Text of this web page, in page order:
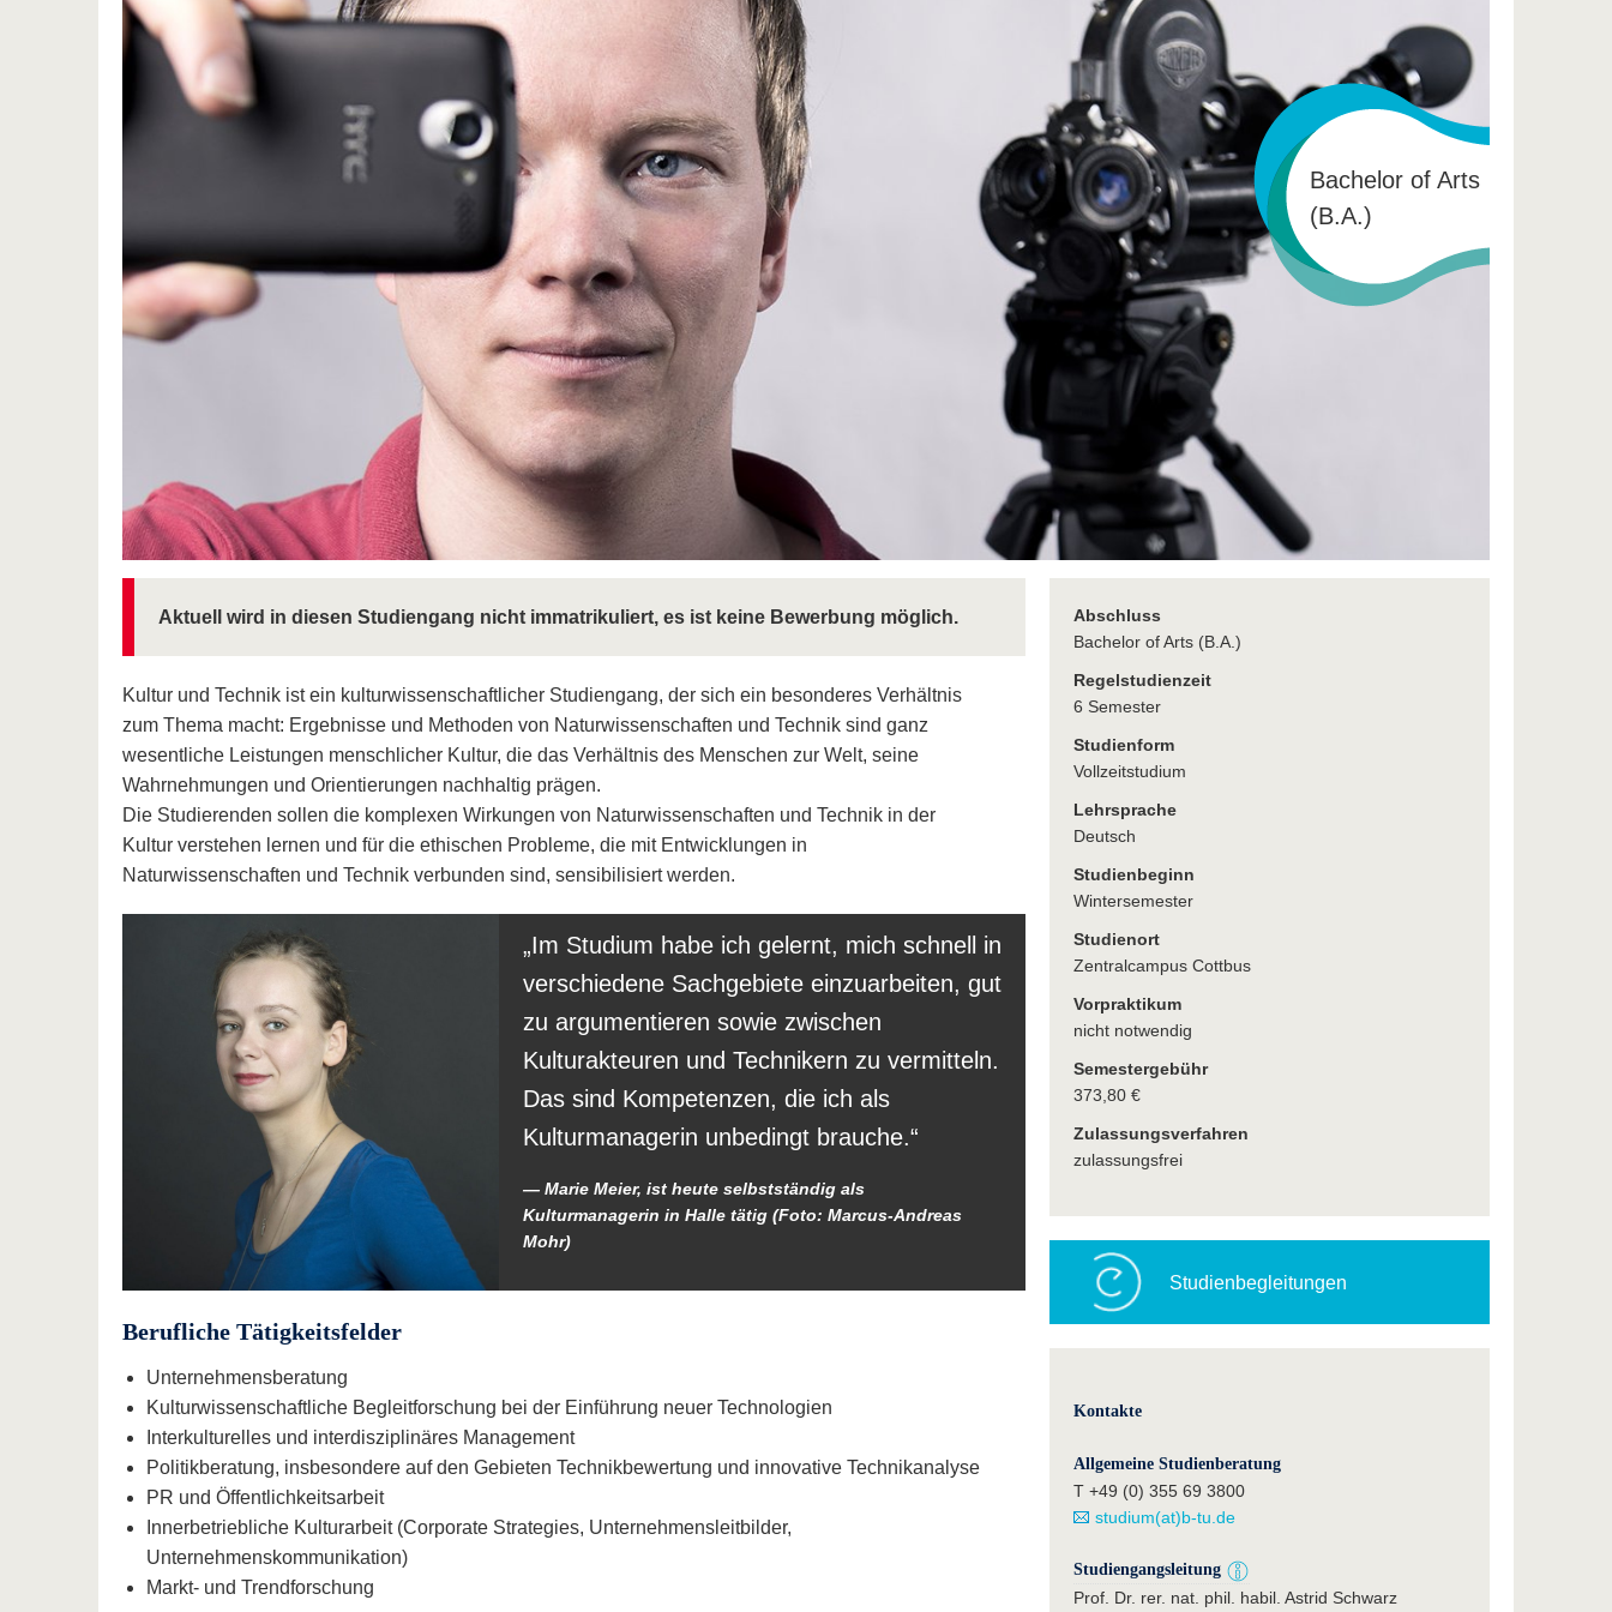
Bachelor of Arts
(B.A.)
Aktuell wird in diesen Studiengang nicht immatrikuliert, es ist keine Bewerbung möglich.
Kultur und Technik ist ein kulturwissenschaftlicher Studiengang, der sich ein besonderes Verhältnis
zum Thema macht: Ergebnisse und Methoden von Naturwissenschaften und Technik sind ganz
wesentliche Leistungen menschlicher Kultur, die das Verhältnis des Menschen zur Welt, seine
Wahrnehmungen und Orientierungen nachhaltig prägen.
Die Studierenden sollen die komplexen Wirkungen von Naturwissenschaften und Technik in der
Kultur verstehen lernen und für die ethischen Probleme, die mit Entwicklungen in
Naturwissenschaften und Technik verbunden sind, sensibilisiert werden.
Im Studium habe ich gelernt, mich schnell in
verschiedene Sachgebiete einzuarbeiten, gut
zu argumentieren sowie zwischen
Kulturakteuren und Technikern zu vermitteln.
Das sind Kompetenzen, die ich als
Kulturmanagerin unbedingt brauche.
Marie Meier, ist heute selbstständig als
Kulturmanagerin in Halle tätig (Foto: Marcus-Andreas
Mohr)
Berufliche Tätigkeitsfelder
Unternehmensberatung
Kulturwissenschaftliche Begleitforschung bei der Einführung neuer Technologien
Interkulturelles und interdisziplinäres Management
Politikberatung, insbesondere auf den Gebieten Technikbewertung und innovative Technikanalyse
PR und Öffentlichkeitsarbeit
Innerbetriebliche Kulturarbeit (Corporate Strategies, Unternehmensleitbilder,
Unternehmenskommunikation)
Markt- und Trendforschung
Abschluss
Bachelor of Arts (B.A.)
Regelstudienzeit
6 Semester
Studienform
Vollzeitstudium
Lehrsprache
Deutsch
Studienbeginn
Wintersemester
Studienort
Zentralcampus Cottbus
Vorpraktikum
nicht notwendig
Semestergebühr
373,80 €
Zulassungsverfahren
zulassungsfrei
Studienbegleitungen
Kontakte
Allgemeine Studienberatung
T +49 (0) 355 69 3800
studium(at)b-tu.de
Studiengangsleitung
Prof. Dr. rer. nat. phil. habil. Astrid Schwarz